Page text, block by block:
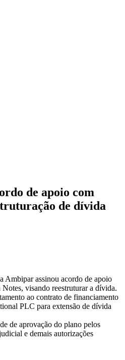
de apoio com
de dívida
Ambipar assinou acordo de apoio
visando reestruturar a dívida.
ao contrato de financiamento
PLC para extensão de dívida
de aprovação do plano pelos
e demais autorizações